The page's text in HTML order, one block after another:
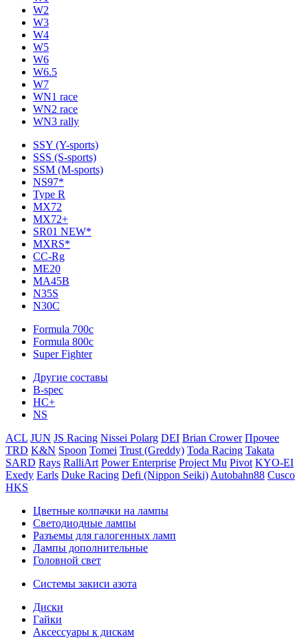
W2
W3
W4
W5
W6
W6.5
W7
WN1 race
WN2 race
WN3 rally
SSY (Y-sports)
SSS (S-sports)
SSM (M-sports)
NS97*
Type R
MX72
MX72+
SR01 NEW*
MXRS*
CC-Rg
ME20
MA45B
N35S
N30C
Formula 700c
Formula 800c
Super Fighter
Другие составы
B-spec
HC+
NS
ACL JUN JS Racing Nissei Polarg DEI Brian Crower Прочее
TRD K&N Spoon Tomei Trust (Greddy) Toda Racing Takata
SARD Rays RalliArt Power Enterprise Project Mu Pivot KYO-EI
Exedy Earls Duke Racing Defi (Nippon Seiki) Autobahn88 Cusco
HKS
Цветные колпачки на лампы
Светодиодные лампы
Разъемы для галогенных ламп
Лампы дополнительные
Головной свет
Системы закиси азота
Диски
Гайки
Аксессуары к дискам